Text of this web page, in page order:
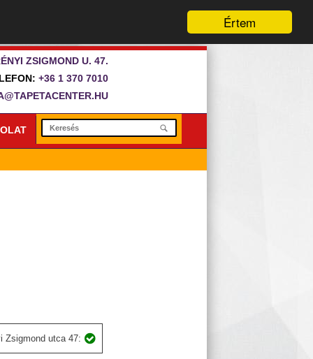
Értem
ZSIGMOND U. 47.
+36 1 370 7010
Zsigmond utca 47: